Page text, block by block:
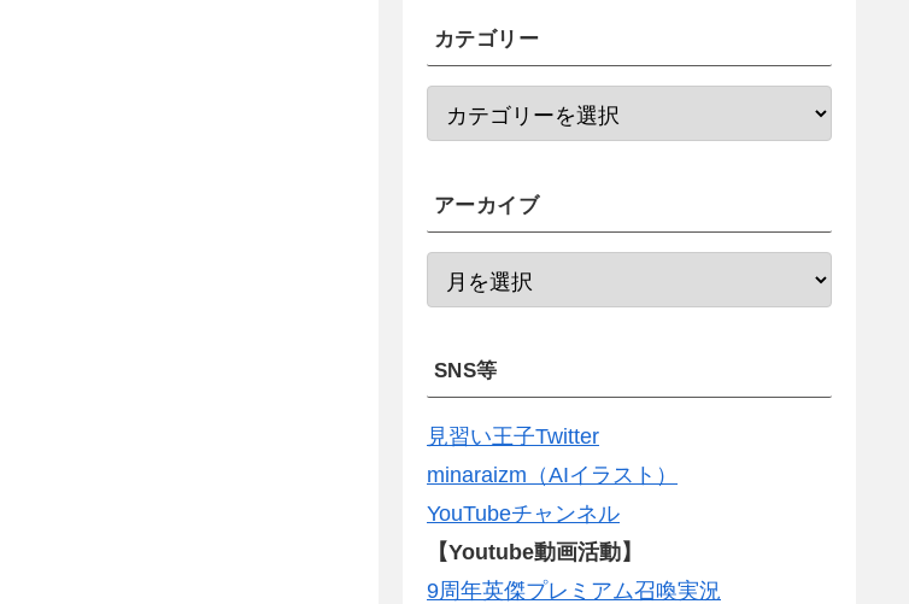
カテゴリー
アーカイブ
SNS等
見習い王子Twitter
minaraizm（AIイラスト）
YouTubeチャンネル
【Youtube動画活動】
9周年英傑プレミアム召喚実況